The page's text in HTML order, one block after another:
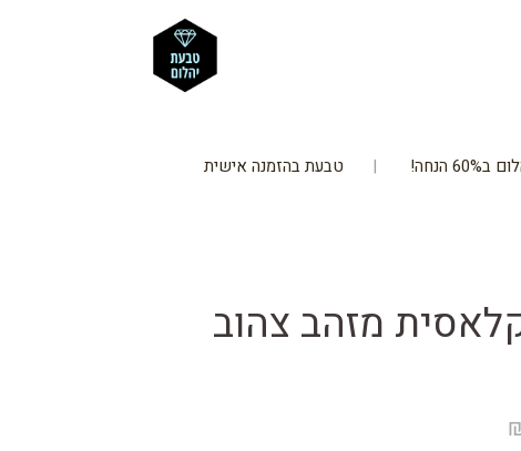
הנחה! טבעת בהזמנה אישית
מזהב צהוב